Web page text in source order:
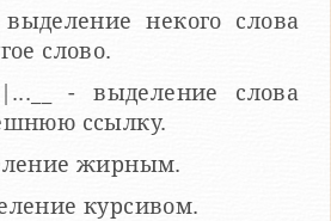
выделение некого слова
слово.
- выделение слова
ссылку.
жирным.
курсивом.